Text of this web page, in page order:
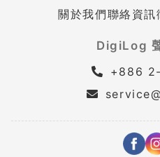
關於我們聯絡資訊
DigiLog
+886